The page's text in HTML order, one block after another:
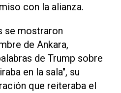
con la alianza.
se mostraron
de Ankara,
de Trump sobre
en la sala", su
que reiteraba el